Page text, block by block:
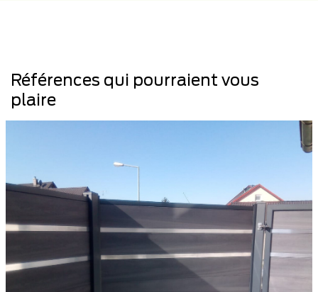
Références qui pourraient vous
plaire